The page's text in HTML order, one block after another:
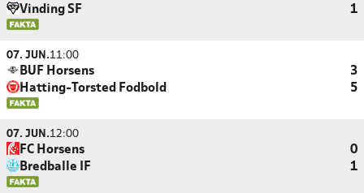
Vinding SF
1
07. JUN.11:00
BUF Horsens
3
Hatting-Torsted Fodbold
5
07. JUN.12:00
FC Horsens
0
Bredballe IF
1